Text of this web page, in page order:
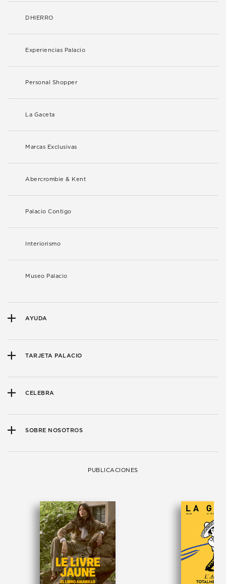
DHIERRO
Experiencias Palacio
Personal Shopper
La Gaceta
Marcas Exclusivas
Abercrombie & Kent
Palacio Contigo
Interiorismo
Museo Palacio
AYUDA
TARJETA PALACIO
CELEBRA
SOBRE NOSOTROS
PUBLICACIONES